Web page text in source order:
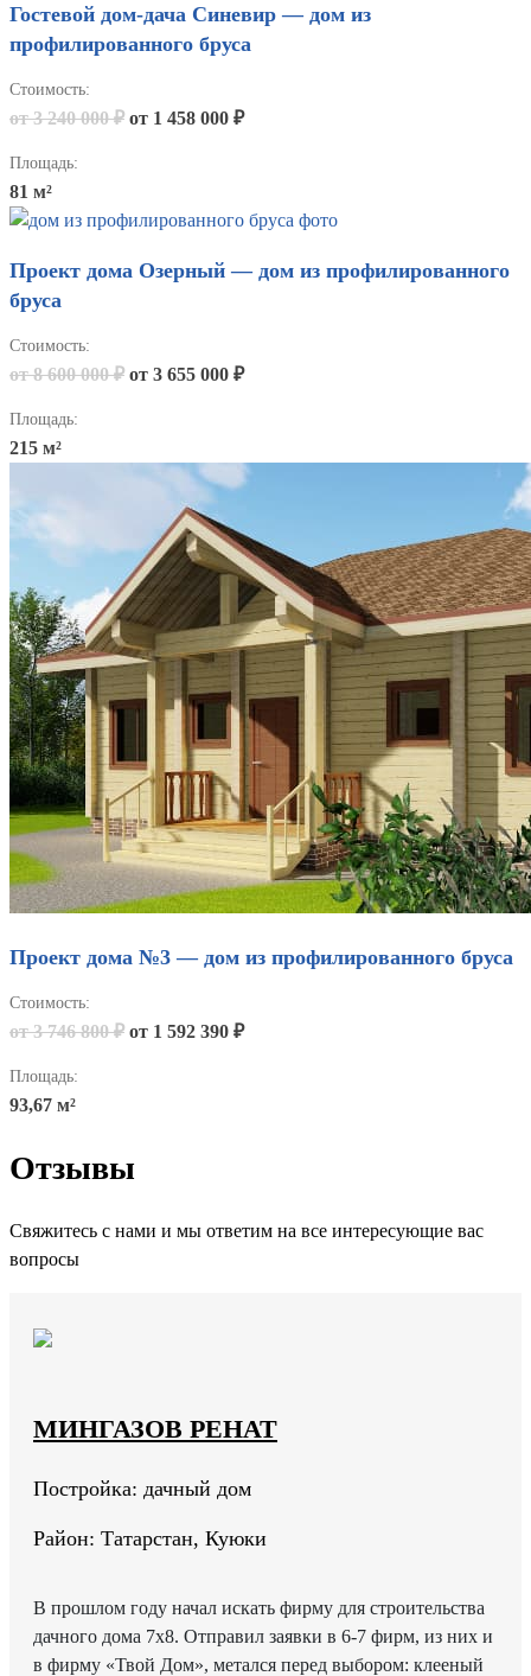
Гостевой дом-дача Синевир — дом из
профилированного бруса
Стоимость:
от 3 240 000 ₽ от 1 458 000 ₽
Площадь:
81 м²
Проект дома Озерный — дом из профилированного
бруса
Стоимость:
от 8 600 000 ₽ от 3 655 000 ₽
Площадь:
215 м²
Проект дома №3 — дом из профилированного бруса
Стоимость:
от 3 746 800 ₽ от 1 592 390 ₽
Площадь:
93,67 м²
Отзывы
Свяжитесь с нами и мы ответим на все интересующие вас
вопросы
МИНГАЗОВ РЕНАТ
Постройка: дачный дом
Район: Татарстан, Куюки
В прошлом году начал искать фирму для строительства
дачного дома 7х8. Отправил заявки в 6-7 фирм, из них и
в фирму «Твой Дом», метался перед выбором: клееный